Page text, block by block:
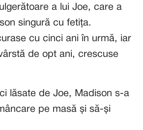
a lui Joe, care a
singură cu fetița.
cu cinci ani în urmă, iar
de opt ani, crescuse
lăsate de Joe, Madison s-a
pe masă și să-și